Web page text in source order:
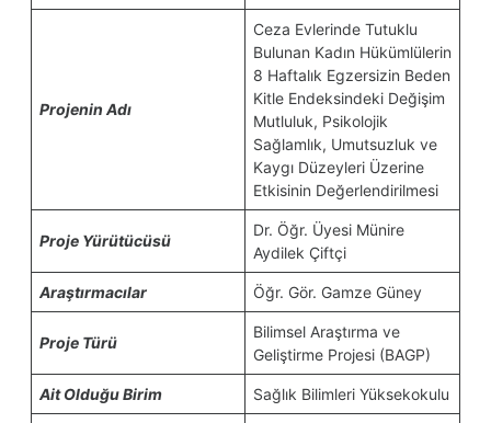
Projenin Adı
Ceza Evlerinde Tutuklu
Bulunan Kadın Hükümlülerin
8 Haftalık Egzersizin Beden
Kitle Endeksindeki Değişim
Mutluluk, Psikolojik
Sağlamlık, Umutsuzluk ve
Kaygı Düzeyleri Üzerine
Etkisinin Değerlendirilmesi
Proje Yürütücüsü
Dr. Öğr. Üyesi Münire
Aydilek Çiftçi
Araştırmacılar Öğr. Gör. Gamze Güney
Proje Türü
Bilimsel Araştırma ve
Geliştirme Projesi (BAGP)
Ait Olduğu Birim Sağlık Bilimleri Yüksekokulu